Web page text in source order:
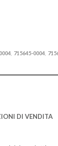
715645-0004
DI VENDITA